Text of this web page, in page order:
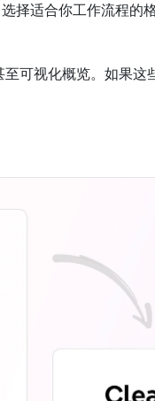
择适合你工作流程的格
可视化概览。如果这